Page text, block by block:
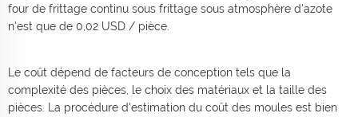
four de frittage continu sous frittage sous atmosphère d'azote
n'est que de 0,02 USD / pièce.
Le coût dépend de facteurs de conception tels que la
complexité des pièces, le choix des matériaux et la taille des
pièces. La procédure d'estimation du coût des moules est bien